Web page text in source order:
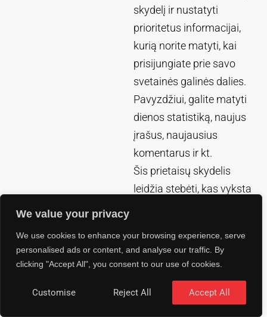
We value your privacy
We use cookies to enhance your browsing experience, serve
personalised ads or content, and analyse our traffic. By
clicking "Accept All", you consent to our use of cookies.
Customise Reject All Accept All
skydelį ir nustatyti
prioritetus informacijai,
kurią norite matyti, kai
prisijungiate prie savo
svetainės galinės dalies.
Pavyzdžiui, galite matyti
dienos statistiką, naujus
įrašus, naujausius
komentarus ir kt.
Šis prietaisų skydelis
leidžia stebėti, kas vyksta
Ir viskas! Tikimės, kad tai
padėjo jums parodyti,
koks nuostabus
„WordPress“ svetainių
kūrimo įrankis yra skirtas